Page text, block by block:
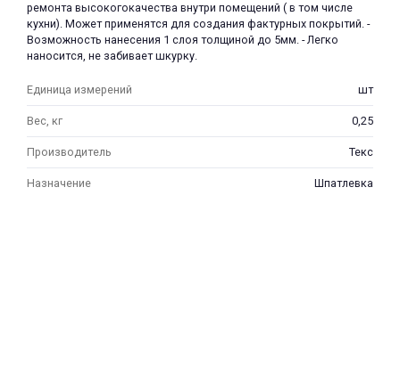
ремонта высокогокачества внутри помещений ( в том числе
кухни). Может применятся для создания фактурных покрытий. -
Возможность нанесения 1 слоя толщиной до 5мм. - Легко
наносится, не забивает шкурку.
Единица измерений шт
Вес, кг 0,25
Производитель Текс
Назначение Шпатлевка